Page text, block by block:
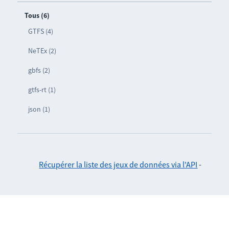
Tous (6)
GTFS (4)
NeTEx (2)
gbfs (2)
gtfs-rt (1)
json (1)
Récupérer la liste des jeux de données via l'API -